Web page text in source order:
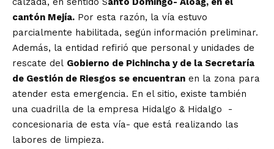
cantón Mejía. Por esta razón, la vía estuvo
parcialmente habilitada, según información preliminar.
Además, la entidad refirió que personal y unidades de
rescate del Gobierno de Pichincha y de la Secretaría
de Gestión de Riesgos se encuentran en la zona para
atender esta emergencia. En el sitio, existe también
una cuadrilla de la empresa Hidalgo & Hidalgo -
concesionaria de esta vía- que está realizando las
labores de limpieza.